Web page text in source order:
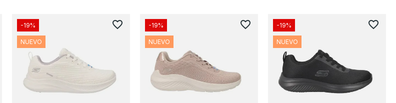
-19%
NUEVO
favorite_border -19%
NUEVO
favorite_border -19%
NUEVO
favorite_border